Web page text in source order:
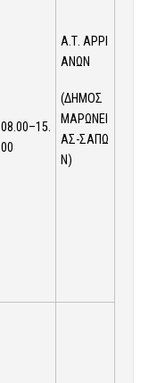
08.00–15.
00
Α.Τ. ΑΡΡΙ
ΑΝΩΝ
(ΔΗΜΟΣ
ΜΑΡΩΝΕΙ
ΑΣ-ΣΑΠΩ
Ν)